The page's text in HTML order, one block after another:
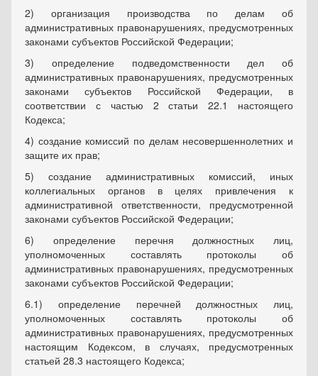
2) организация производства по делам об
административных правонарушениях, предусмотренных
законами субъектов Российской Федерации;
3) определение подведомственности дел об
административных правонарушениях, предусмотренных
законами субъектов Российской Федерации, в
соответствии с частью 2 статьи 22.1 настоящего
Кодекса;
4) создание комиссий по делам несовершеннолетних и
защите их прав;
5) создание административных комиссий, иных
коллегиальных органов в целях привлечения к
административной ответственности, предусмотренной
законами субъектов Российской Федерации;
6) определение перечня должностных лиц,
уполномоченных составлять протоколы об
административных правонарушениях, предусмотренных
законами субъектов Российской Федерации;
6.1) определение перечней должностных лиц,
уполномоченных составлять протоколы об
административных правонарушениях, предусмотренных
настоящим Кодексом, в случаях, предусмотренных
статьей 28.3 настоящего Кодекса;